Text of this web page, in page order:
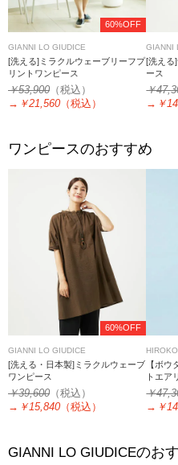
60%OFF
GIANNI LO GIUDICE
[洗える]ミラクルウェーブリーフプ
リントワンピース
￥53,900 （税込）
→ ￥21,560 （税込）
GIANNI
[洗える
ース
￥
→ ￥
ワンピースのおすすめ
60%OFF
GIANNI LO GIUDICE
[洗える・日本製]ミラクルウェーブ
ワンピース
￥39,600 （税込）
→ ￥15,840 （税込）
【ボ
トエア
￥
→ ￥
GIANNI LO GIUDICEのお